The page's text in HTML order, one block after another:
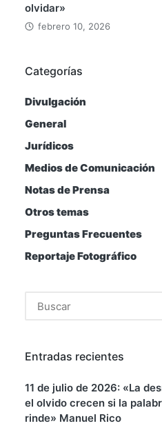
olvidar»
febrero 10, 2026
Categorías
Divulgación
General
Jurídicos
Medios de Comunicación
Notas de Prensa
Otros temas
Preguntas Frecuentes
Reportaje Fotográfico
Entradas recientes
11 de julio de 2026: «La
el olvido crecen si la
rinde» Manuel Rico